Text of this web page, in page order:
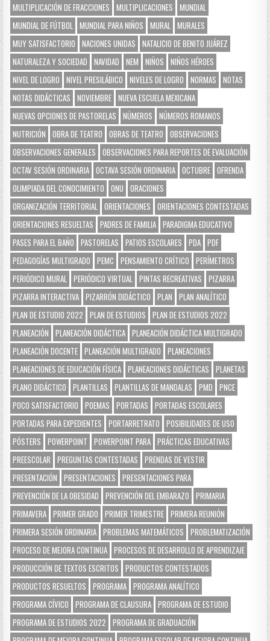
MULTIPLICACIÓN DE FRACCIONES
MULTIPLICACIONES
MUNDIAL
MUNDIAL DE FÚTBOL
MUNDIAL PARA NIÑOS MURAL
MURALES
MUY SATISFACTORIO
NACIONES UNIDAS
NATALICIO DE BENITO JUÁREZ
NATURALEZA Y SOCIEDAD
NAVIDAD NEM NIÑOS
NIÑOS HÉROES
NIVEL DE LOGRO
NIVEL PRESILÁBICO NIVELES DE LOGRO NORMAS
NOTAS
NOTAS DIDÁCTICAS
NOVIEMBRE NUEVA ESCUELA MEXICANA
NUEVAS OPCIONES DE PASTORELAS
NÚMEROS
NÚMEROS ROMANOS
NUTRICIÓN
OBRA DE TEATRO OBRAS DE TEATRO
OBSERVACIONES
OBSERVACIONES GENERALES
OBSERVACIONES PARA REPORTES DE EVALUACIÓN
OCTAV SESIÓN ORDINARIA OCTAVA SESIÓN ORDINARIA OCTUBRE OFRENDA
OLIMPIADA DEL CONOCIMIENTO
ONU
ORACIONES
ORGANIZACIÓN TERRITORIAL
ORIENTACIONES
ORIENTACIONES CONTESTADAS
ORIENTACIONES RESUELTAS
PADRES DE FAMILIA PARADIGMA EDUCATIVO
PASES PARA EL BAÑO
PASTORELAS PATIOS ESCOLARES PDA PDF
PEDAGOGÍAS MULTIGRADO
PEMC PENSAMIENTO CRÍTICO
PERÍMETROS
PERIÓDICO MURAL
PERIÓDICO VIRTUAL PINTAS RECREATIVAS
PIZARRA
PIZARRA INTERACTIVA PIZARRÓN DIDÁCTICO PLAN
PLAN ANALÍTICO
PLAN DE ESTUDIO 2022
PLAN DE ESTUDIOS
PLAN DE ESTUDIOS 2022
PLANEACIÓN
PLANEACIÓN DIDÁCTICA PLANEACIÓN DIDÁCTICA MULTIGRADO
PLANEACIÓN DOCENTE PLANEACIÓN MULTIGRADO
PLANEACIONES
PLANEACIONES DE EDUCACIÓN FÍSICA PLANEACIONES DIDÁCTICAS
PLANETAS
PLANO DIDÁCTICO
PLANTILLAS PLANTILLAS DE MANDALAS PMD
PNCE
POCO SATISFACTORIO
POEMAS PORTADAS
PORTADAS ESCOLARES
PORTADAS PARA EXPEDIENTES
PORTARRETRATO
POSIBILIDADES DE USO
PÓSTERS
POWERPOINT POWERPOINT PARA PRÁCTICAS EDUCATIVAS
PREESCOLAR
PREGUNTAS CONTESTADAS
PRENDAS DE VESTIR
PRESENTACIÓN
PRESENTACIONES
PRESENTACIONES PARA
PREVENCIÓN DE LA OBESIDAD
PREVENCIÓN DEL EMBARAZO
PRIMARIA
PRIMAVERA PRIMER GRADO PRIMER TRIMESTRE PRIMERA REUNIÓN
PRIMERA SESIÓN ORDINARIA PROBLEMAS MATEMÁTICOS
PROBLEMATIZACIÓN
PROCESO DE MEJORA CONTINUA PROCESOS DE DESARROLLO DE APRENDIZAJE
PRODUCCIÓN DE TEXTOS ESCRITOS
PRODUCTOS CONTESTADOS
PRODUCTOS RESUELTOS
PROGRAMA PROGRAMA ANALÍTICO
PROGRAMA CÍVICO
PROGRAMA DE CLAUSURA PROGRAMA DE ESTUDIO
PROGRAMA DE ESTUDIOS 2022
PROGRAMA DE GRADUACIÓN